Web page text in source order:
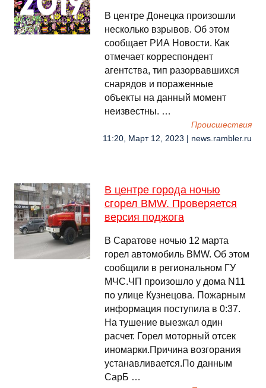
В центре Донецка произошли
несколько взрывов. Об этом
сообщает РИА Новости. Как
отмечает корреспондент
агентства, тип разорвавшихся
снарядов и пораженные
объекты на данный момент
неизвестны. …
Происшествия
11:20, Март 12, 2023 | news.rambler.ru
В центре города ночью
сгорел BMW. Проверяется
версия поджога
В Саратове ночью 12 марта
горел автомобиль BMW. Об этом
сообщили в региональном ГУ
МЧС.ЧП произошло у дома N11
по улице Кузнецова. Пожарным
информация поступила в 0:37.
На тушение выезжал один
расчет. Горел моторный отсек
иномарки.Причина возгорания
устанавливается.По данным
СарБ …